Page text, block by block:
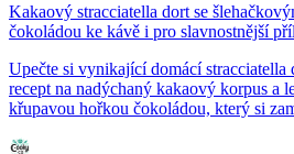
Kakaový stracciatella dort se
čokoládou ke kávě i pro slavnostnější
Upečte si vynikající domácí stracciatella
recept na nadýchaný kakaový korpus a
křupavou hořkou čokoládou, který si